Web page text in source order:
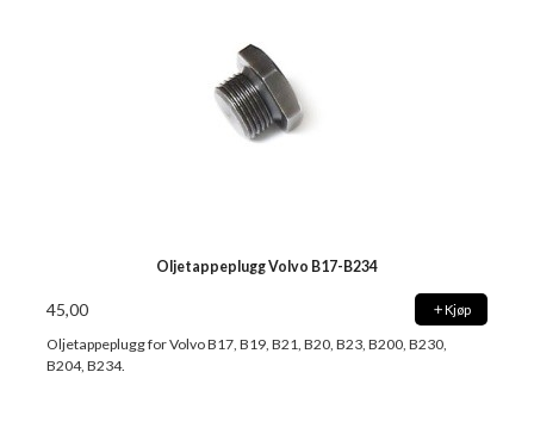
Oljetappeplugg Volvo B17-B234
45,00 Kjøp
Oljetappeplugg for Volvo B17, B19, B21, B20, B23, B200, B230,
B204, B234.